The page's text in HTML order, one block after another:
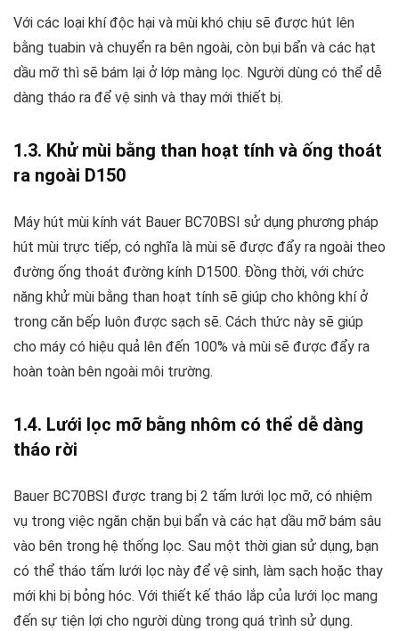
Với các loại khí độc hại và mùi khó chịu sẽ được hút lên
bằng tuabin và chuyển ra bên ngoài, còn bụi bẩn và các hạt
dầu mỡ thì sẽ bám lại ở lớp màng lọc. Người dùng có thể dễ
dàng tháo ra để vệ sinh và thay mới thiết bị.
1.3. Khử mùi bằng than hoạt tính và ống thoát
ra ngoài D150
Máy hút mùi kính vát Bauer BC70BSI sử dụng phương pháp
hút mùi trực tiếp, có nghĩa là mùi sẽ được đẩy ra ngoài theo
đường ống thoát đường kính D1500. Đồng thời, với chức
năng khử mùi bằng than hoạt tính sẽ giúp cho không khí ở
trong căn bếp luôn được sạch sẽ. Cách thức này sẽ giúp
cho máy có hiệu quả lên đến 100% và mùi sẽ được đẩy ra
hoàn toàn bên ngoài môi trường.
1.4. Lưới lọc mỡ bằng nhôm có thể dễ dàng
tháo rời
Bauer BC70BSI được trang bị 2 tấm lưới lọc mỡ, có nhiệm
vụ trong việc ngăn chặn bụi bẩn và các hạt dầu mỡ bám sâu
vào bên trong hệ thống lọc. Sau một thời gian sử dụng, bạn
có thể tháo tấm lưới lọc này để vệ sinh, làm sạch hoặc thay
mới khi bị bỏng hóc. Với thiết kế tháo lắp của lưới lọc mang
đến sự tiện lợi cho người dùng trong quá trình sử dụng.